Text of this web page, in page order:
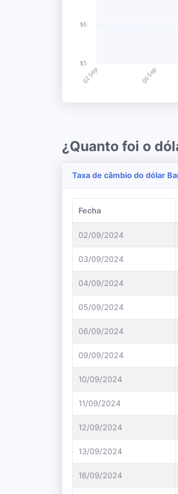
¿Quanto foi o
Taxa de câmbio do dólar
Fecha
02/09/2024
03/09/2024
04/09/2024
05/09/2024
06/09/2024
09/09/2024
10/09/2024
11/09/2024
12/09/2024
13/09/2024
16/09/2024